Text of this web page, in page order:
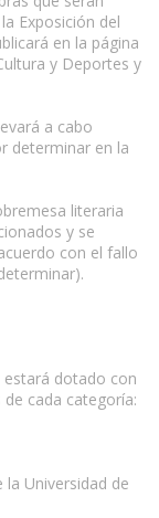
Exposición del
en la página
y Deportes y
a cabo
determinar en la
literaria
y se
con el fallo
dotado con
cada categoría:
Universidad de